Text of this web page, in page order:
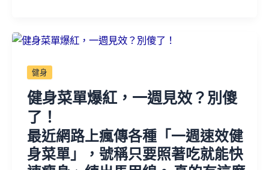
健身
健身菜單爆紅，一週見效？別傻
了！
最近網路上瘋傳各種「一週速效健
身菜單」，號稱只要照著吃就能快